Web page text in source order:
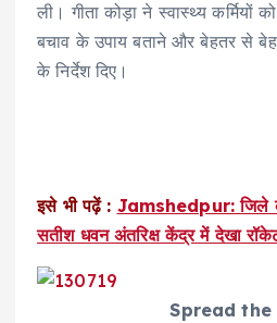
ली। गीता कोड़ा ने स्वास्थ्य कर्मियों
बचाव के उपाय बताने और बेहतर से
के निर्देश दिए।
इसे भी पढ़ें : Jamshedpur: जिले
सतीश धवन अंतरिक्ष केंद्र में देखा
Spread the